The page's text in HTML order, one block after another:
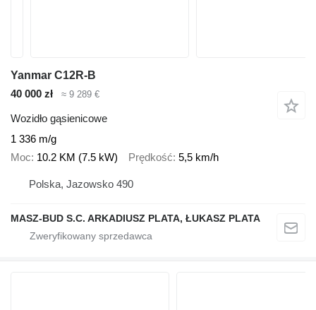
Yanmar C12R-B
40 000 zł
≈ 9 289 €
Wozidło gąsienicowe
1 336 m/g
Moc 10.2 KM (7.5 kW) Prędkość 5,5 km/h
Polska, Jazowsko 490
MASZ-BUD S.C. ARKADIUSZ PLATA, ŁUKASZ PLATA